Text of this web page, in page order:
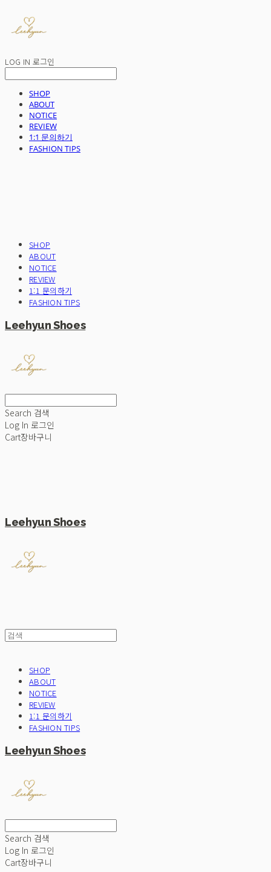
LOG IN 로그인
SHOP
ABOUT
NOTICE
REVIEW
1:1 문의하기
FASHION TIPS
SHOP
ABOUT
NOTICE
REVIEW
1:1 문의하기
FASHION TIPS
Leehyun Shoes
Search 검색
Log In 로그인
Cart장바구니
Leehyun Shoes
SHOP
ABOUT
NOTICE
REVIEW
1:1 문의하기
FASHION TIPS
Leehyun Shoes
Search 검색
Log In 로그인
Cart장바구니